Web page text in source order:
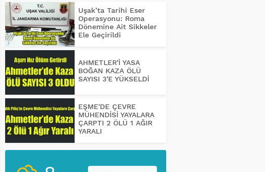
Uşak’ta Tarihi Eser
Operasyonu: Roma
Dönemine Ait Sikkeler
Ele Geçirildi
AHMETLER'İ YASA
BOĞAN KAZA ÖLÜ
SAYISI 3'E YÜKSELDİ
EŞME'DE ÇEVRE
MÜHENDİSİ YAYALARA
ÇARPTI 2 ÖLÜ 1 AĞIR
YARALI